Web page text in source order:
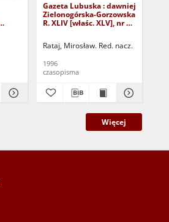
Gazeta Lubuska : dawniej
Zielonogórska-Gorzowska
R. XLIV [właśc. XLV], nr 52
Rataj, Mirosław. Red. nacz.
1996
czasopisma
Więcej